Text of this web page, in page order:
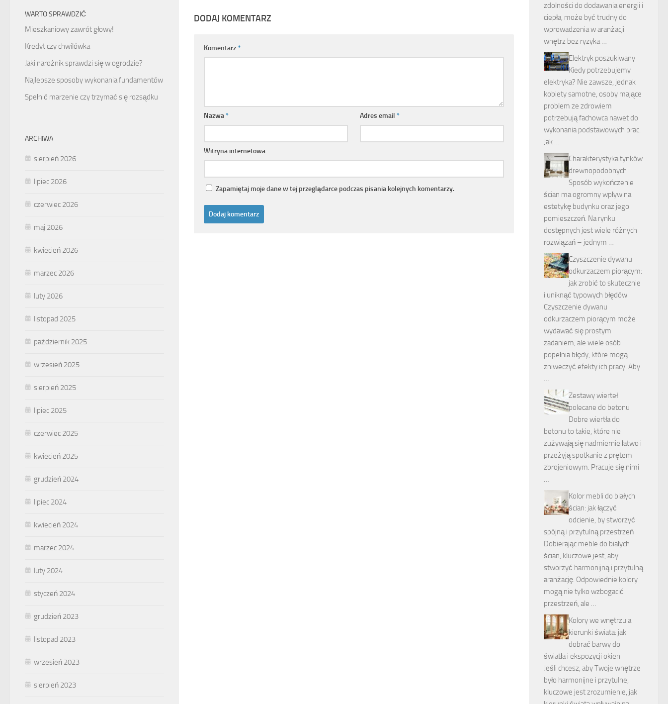
DODAJ KOMENTARZ
Komentarz*
Nazwa* Adres email*
Witryna internetowa
Zapamiętaj moje dane w tej przeglądarce podczas pisania kolejnych komentarzy.
WARTO SPRAWDZIĆ
Mieszkaniowy zawrót głowy!
Kredyt czy chwilówka
Jaki narożnik sprawdzi się w ogrodzie?
Najlepsze sposoby wykonania fundamentów
Spełnić marzenie czy trzymać się rozsądku
ARCHIWA
sierpień 2026
lipiec 2026
czerwiec 2026
maj 2026
kwiecień 2026
marzec 2026
luty 2026
listopad 2025
październik 2025
wrzesień 2025
sierpień 2025
lipiec 2025
czerwiec 2025
kwiecień 2025
grudzień 2024
lipiec 2024
kwiecień 2024
marzec 2024
luty 2024
styczeń 2024
grudzień 2023
listopad 2023
wrzesień 2023
sierpień 2023
zdolności do dodawania energii i
ciepła, może być trudny do
wprowadzenia w aranżacji
wnętrz bez ryzyka …
Elektryk poszukiwany
Kiedy potrzebujemy
elektryka? Nie zawsze, jednak
kobiety samotne, osoby mające
problem ze zdrowiem
potrzebują fachowca nawet do
wykonania podstawowych prac.
Jak …
Charakterystyka tynków
drewnopodobnych
Sposób wykończenie
ścian ma ogromny wpływ na
estetykę budynku oraz jego
pomieszczeń. Na rynku
dostępnych jest wiele różnych
rozwiązań – jednym …
Czyszczenie dywanu
odkurzaczem piorącym:
jak zrobić to skutecznie
i uniknąć typowych błędów
Czyszczenie dywanu
odkurzaczem piorącym może
wydawać się prostym
zadaniem, ale wiele osób
popełnia błędy, które mogą
zniweczyć efekty ich pracy. Aby
…
Zestawy wierteł
polecane do betonu
Dobre wiertła do
betonu to takie, które nie
zużywają się nadmiernie łatwo i
przeżyją spotkanie z prętem
zbrojeniowym. Pracuje się nimi
…
Kolor mebli do białych
ścian: jak łączyć
odcienie, by stworzyć
spójną i przytulną przestrzeń
Dobierając meble do białych
ścian, kluczowe jest, aby
stworzyć harmonijną i przytulną
aranżację. Odpowiednie kolory
mogą nie tylko wzbogacić
przestrzeń, ale …
Kolory we wnętrzu a
kierunki świata: jak
dobrać barwy do
światła i ekspozycji okien
Jeśli chcesz, aby Twoje wnętrze
było harmonijne i przytulne,
kluczowe jest zrozumienie, jak